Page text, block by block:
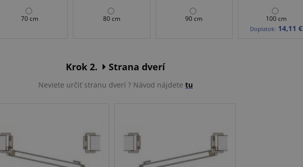
70 cm 80 cm 90 cm 100 cm
Doplatok: 14,11 €
Krok 2. Strana dverí
Neviete určiť stranu dverí ? Návod nájdete tu